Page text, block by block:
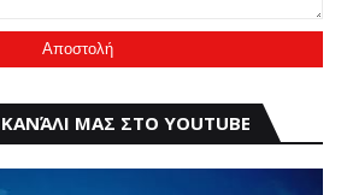
ΜΑΣ ΣΤΟ YOUTUBE